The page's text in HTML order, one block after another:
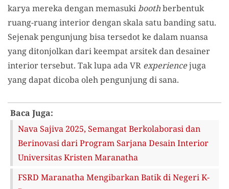
karya mereka dengan memasukiboothberbentuk
ruang-ruang interior dengan skala satu banding satu.
Sejenak pengunjung bisa tersedot ke dalam nuansa
yang ditonjolkan dari keempat arsitek dan desainer
interior tersebut. Tak lupa ada VR experiencejuga
yang dapat dicoba oleh pengunjung di sana.
Baca Juga:
Nava Sajiva 2025, Semangat Berkolaborasi dan
Berinovasi dari Program Sarjana Desain Interior
Universitas Kristen Maranatha
FSRD Maranatha Mengibarkan Batik di Negeri K-